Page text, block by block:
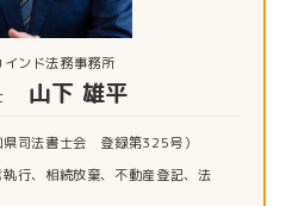
インド法務事務所
山下 雄平
県司法書士会 登録第325号）
行、相続放棄、不動産登記、法